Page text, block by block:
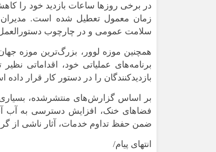
در برخی روزها ساعات بازدید خود را
زمان معمول تعطیل شده است. مدیران
سلامت عمومی و در چارچوب
همچنین موزه لوور، بزرگ‌ترین موزه
برنامه‌های عملیاتی خود، اقداماتی
بازدیدکنندگان را در دستور کار قرار
بر اساس گزارش‌های منتشرشده، بسیاری
فضاهای خنک، افزایش دسترسی به آب
ضمن حفظ تداوم خدمات، آثار ناشی از
انتهای پیام/